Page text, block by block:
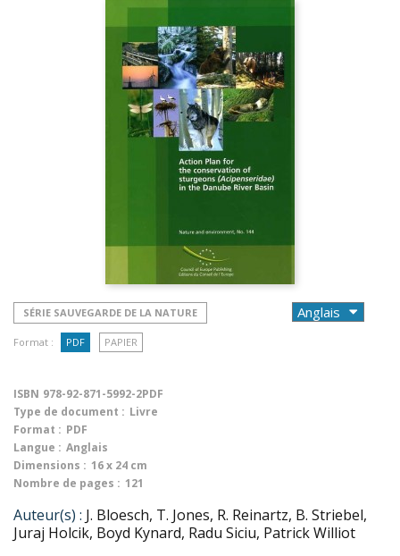
SÉRIE SAUVEGARDE DE LA NATURE
Format : PDF PAPIER
ISBN 978-92-871-5992-2PDF
Type de document : Livre
Format : PDF
Langue : Anglais
Dimensions : 16 x 24 cm
Nombre de pages : 121
Auteur(s) : J. Bloesch, T. Jones, R. Reinartz, B. Striebel,
Juraj Holcik, Boyd Kynard, Radu Siciu, Patrick Williot